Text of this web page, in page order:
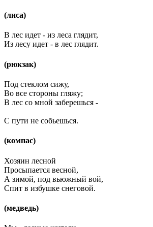
(лиса)
В лес идет - из леса глядит,
Из лесу идет - в лес глядит.
(рюкзак)
Под стеклом сижу,
Во все стороны гляжу;
В лес со мной заберешься -
С пути не собьешься.
(компас)
Хозяин лесной
Просыпается весной,
А зимой, под вьюжный вой,
Спит в избушке снеговой.
(медведь)